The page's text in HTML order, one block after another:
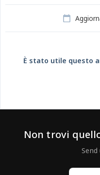
È stato utile questo
Non trovi